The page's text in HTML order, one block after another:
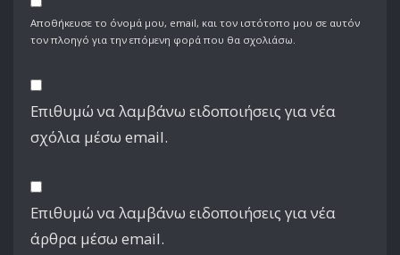
Αποθήκευσε το όνομά μου, email, και τον ιστότοπο μου σε αυτόν
τον πλοηγό για την επόμενη φορά που θα σχολιάσω.
Επιθυμώ να λαμβάνω ειδοποιήσεις για νέα
σχόλια μέσω email.
Επιθυμώ να λαμβάνω ειδοποιήσεις για νέα
άρθρα μέσω email.